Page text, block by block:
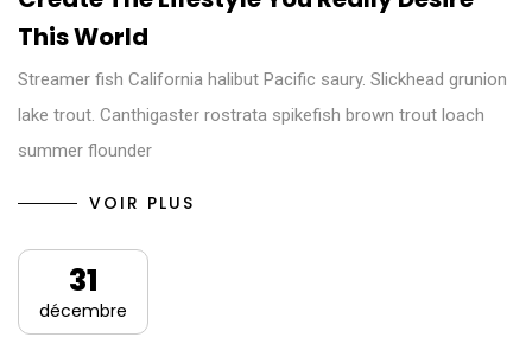
This World
Streamer fish California halibut Pacific saury. Slickhead grunion
lake trout. Canthigaster rostrata spikefish brown trout loach
summer flounder
VOIR PLUS
31
décembre